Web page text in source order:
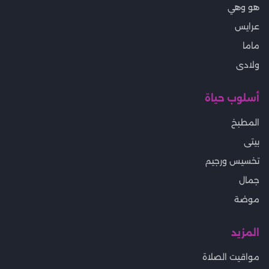
هو وهي
عرايس
ماما
ولادى
أسلوب حياة
المطبخ
بيتى
تخسيس ورجيم
جمال
موضة
المزيد
مواقيت الصلاة